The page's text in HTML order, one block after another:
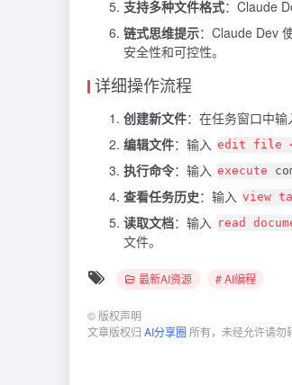
支持多种文件格式：Claude
链式思维提示：Claude Dev
安全性和可控性。
详细操作流程
创建新文件：在任务窗口中输
编辑文件：输入 edit file
执行命令：输入 execute
查看任务历史：输入 view
读取文档：输入 read
文件。
最新AI资源 # AI编程
© 版权声明
文章版权归 AI分享圈 所有，未经允许请勿